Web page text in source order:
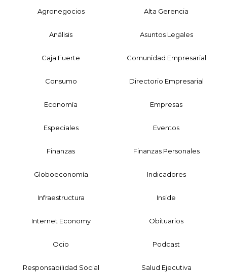
Agronegocios Alta Gerencia
Análisis Asuntos Legales
Caja Fuerte Comunidad Empresarial
Consumo Directorio Empresarial
Economía Empresas
Especiales Eventos
Finanzas Finanzas Personales
Globoeconomía Indicadores
Infraestructura Inside
Internet Economy Obituarios
Ocio Podcast
Responsabilidad Social Salud Ejecutiva